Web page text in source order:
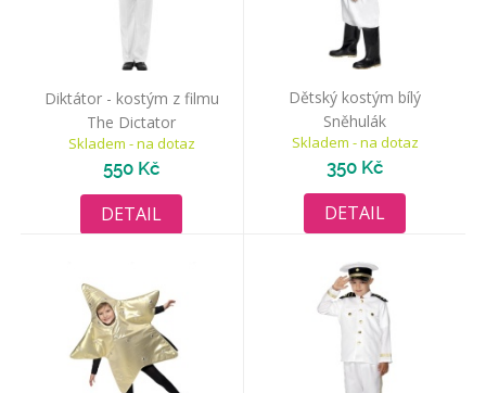
Diktátor - kostým z filmu
The Dictator
Skladem - na dotaz
550 Kč
DETAIL
Dětský kostým bílý
Sněhulák
Skladem - na dotaz
350 Kč
DETAIL